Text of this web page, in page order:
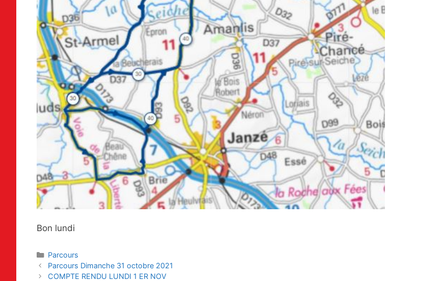
Bon lundi
Catégories
Parcours
Navigation
des
Parcours Dimanche 31 octobre 2021
COMPTE RENDU LUNDI 1 ER NOV